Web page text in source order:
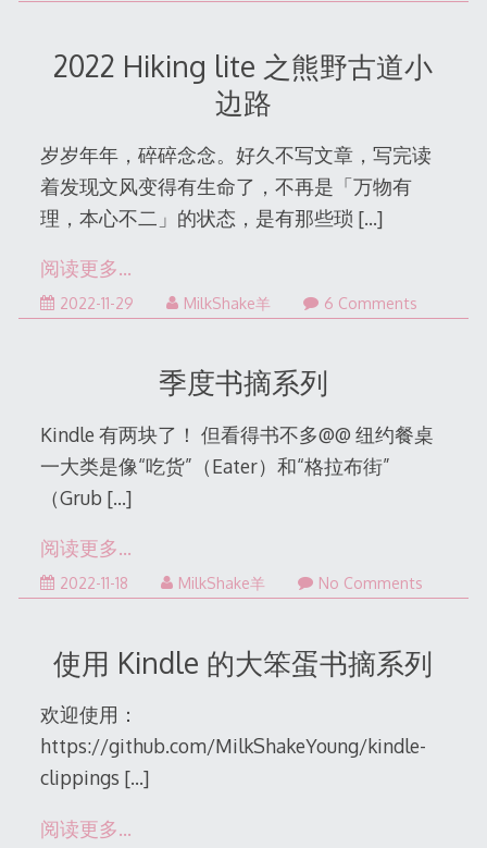
2022 Hiking lite 之熊野古道小
边路
岁岁年年，碎碎念念。好久不写文章，写完读
着发现文风变得有生命了，不再是「万物有
理，本心不二」的状态，是有那些琐 […]
阅读更多…
2022-11-292022-
MilkShake羊 6 Comments
季度书摘系列
Kindle 有两块了！ 但看得书不多@@ 纽约餐桌
一大类是像“吃货”（Eater）和“格拉布街”
（Grub […]
阅读更多…
2022-11-182022-
MilkShake羊 No Comments
使用 Kindle 的大笨蛋书摘系列
欢迎使用：
https://github.com/MilkShakeYoung/kindle-
clippings […]
阅读更多…